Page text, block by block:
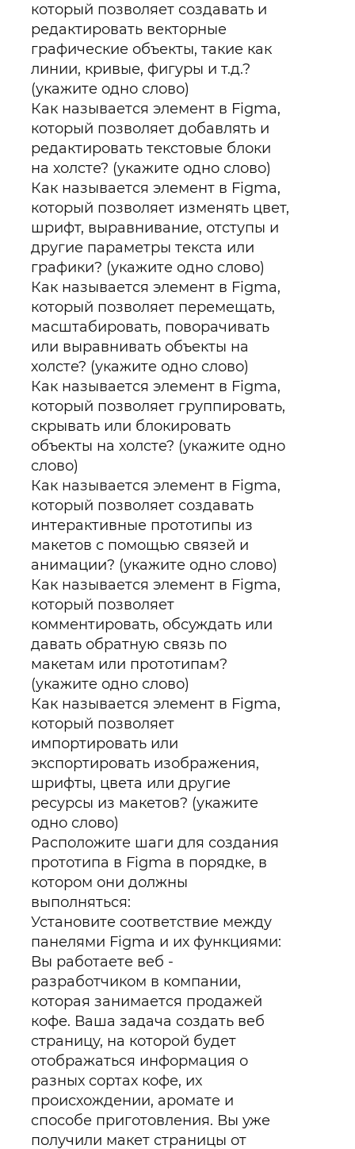
который позволяет создавать и
редактировать векторные
графические объекты, такие как
линии, кривые, фигуры и т.д.?
(укажите одно слово)
Как называется элемент в Figma,
который позволяет добавлять и
редактировать текстовые блоки
на холсте? (укажите одно слово)
Как называется элемент в Figma,
который позволяет изменять цвет,
шрифт, выравнивание, отступы и
другие параметры текста или
графики? (укажите одно слово)
Как называется элемент в Figma,
который позволяет перемещать,
масштабировать, поворачивать
или выравнивать объекты на
холсте? (укажите одно слово)
Как называется элемент в Figma,
который позволяет группировать,
скрывать или блокировать
объекты на холсте? (укажите одно
слово)
Как называется элемент в Figma,
который позволяет создавать
интерактивные прототипы из
макетов с помощью связей и
анимации? (укажите одно слово)
Как называется элемент в Figma,
который позволяет
комментировать, обсуждать или
давать обратную связь по
макетам или прототипам?
(укажите одно слово)
Как называется элемент в Figma,
который позволяет
импортировать или
экспортировать изображения,
шрифты, цвета или другие
ресурсы из макетов? (укажите
одно слово)
Расположите шаги для создания
прототипа в Figma в порядке, в
котором они должны
выполняться:
Установите соответствие между
панелями Figma и их функциями:
Вы работаете веб -
разработчиком в компании,
которая занимается продажей
кофе. Ваша задача создать веб
страницу, на которой будет
отображаться информация о
разных сортах кофе, их
происхождении, аромате и
способе приготовления. Вы уже
получили макет страницы от